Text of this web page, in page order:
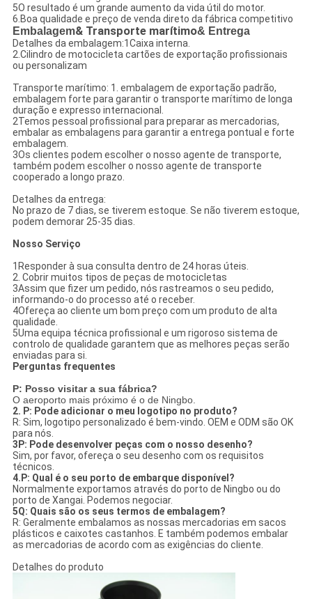
5O resultado é um grande aumento da vida útil do motor.
6.Boa qualidade e preço de venda direto da fábrica competitivo
Embalagem& Transporte marítimo& Entrega
Detalhes da embalagem:1Caixa interna.
2.Cilindro de motocicleta cartões de exportação profissionais
ou personalizam
Transporte marítimo: 1. embalagem de exportação padrão,
embalagem forte para garantir o transporte marítimo de longa
duração e expresso internacional.
2Temos pessoal profissional para preparar as mercadorias,
embalar as embalagens para garantir a entrega pontual e forte
embalagem.
3Os clientes podem escolher o nosso agente de transporte,
também podem escolher o nosso agente de transporte
cooperado a longo prazo.
Detalhes da entrega:
No prazo de 7 dias, se tiverem estoque. Se não tiverem estoque,
podem demorar 25-35 dias.
Nosso Serviço
1Responder à sua consulta dentro de 24 horas úteis.
2. Cobrir muitos tipos de peças de motocicletas
3Assim que fizer um pedido, nós rastreamos o seu pedido,
informando-o do processo até o receber.
4Ofereça ao cliente um bom preço com um produto de alta
qualidade.
5Uma equipa técnica profissional e um rigoroso sistema de
controlo de qualidade garantem que as melhores peças serão
enviadas para si.
Perguntas frequentes
P: Posso visitar a sua fábrica?
O aeroporto mais próximo é o de Ningbo.
2. P: Pode adicionar o meu logotipo no produto?
R: Sim, logotipo personalizado é bem-vindo. OEM e ODM são OK
para nós.
3P: Pode desenvolver peças com o nosso desenho?
Sim, por favor, ofereça o seu desenho com os requisitos
técnicos.
4.P: Qual é o seu porto de embarque disponível?
Normalmente exportamos através do porto de Ningbo ou do
porto de Xangai. Podemos negociar.
5Q: Quais são os seus termos de embalagem?
R: Geralmente embalamos as nossas mercadorias em sacos
plásticos e caixotes castanhos. E também podemos embalar
as mercadorias de acordo com as exigências do cliente.
Detalhes do produto